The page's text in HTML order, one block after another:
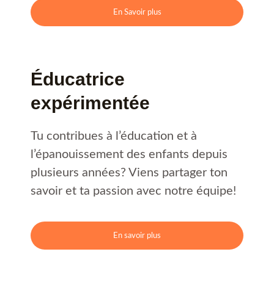
En Savoir plus
Éducatrice
expérimentée
Tu contribues à l’éducation et à
l’épanouissement des enfants depuis
plusieurs années? Viens partager ton
savoir et ta passion avec notre équipe!
En savoir plus